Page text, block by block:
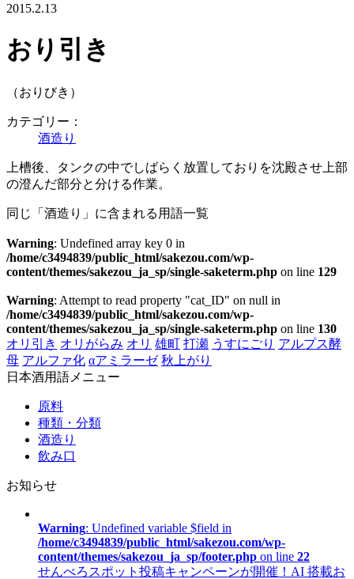
2015.2.13
おり引き
（おりびき）
カテゴリー：
酒造り
上槽後、タンクの中でしばらく放置しておりを沈殿させ上部
の澄んだ部分と分ける作業。
同じ「酒造り」に含まれる用語一覧
Warning: Undefined array key 0 in
/home/c3494839/public_html/sakezou.com/wp-
content/themes/sakezou_ja_sp/single-saketerm.php on line 129
Warning: Attempt to read property "cat_ID" on null in
/home/c3494839/public_html/sakezou.com/wp-
content/themes/sakezou_ja_sp/single-saketerm.php on line 130
オリ引き オリがらみ オリ 雄町 打瀬 うすにごり アルプス酵
母 アルファ化 αアミラーゼ 秋上がり
日本酒用語メニュー
原料
種類・分類
酒造り
飲み口
お知らせ
Warning: Undefined variable $field in
/home/c3494839/public_html/sakezou.com/wp-
content/themes/sakezou_ja_sp/footer.php on line 22
せんべろスポット投稿キャンペーンが開催！AI 搭載お